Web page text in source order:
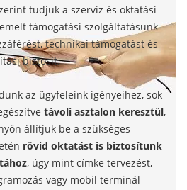
tudjuk a szerviz és oktatási
támogatási szolgáltatásunk
technikai támogatást és
biztosít.
az ügyfeleink igényeihez, sok
távoli asztalon keresztül,
állítjuk be a szükséges
rövid oktatást is biztosítunk
, úgy mint címke tervezést,
vagy mobil terminál